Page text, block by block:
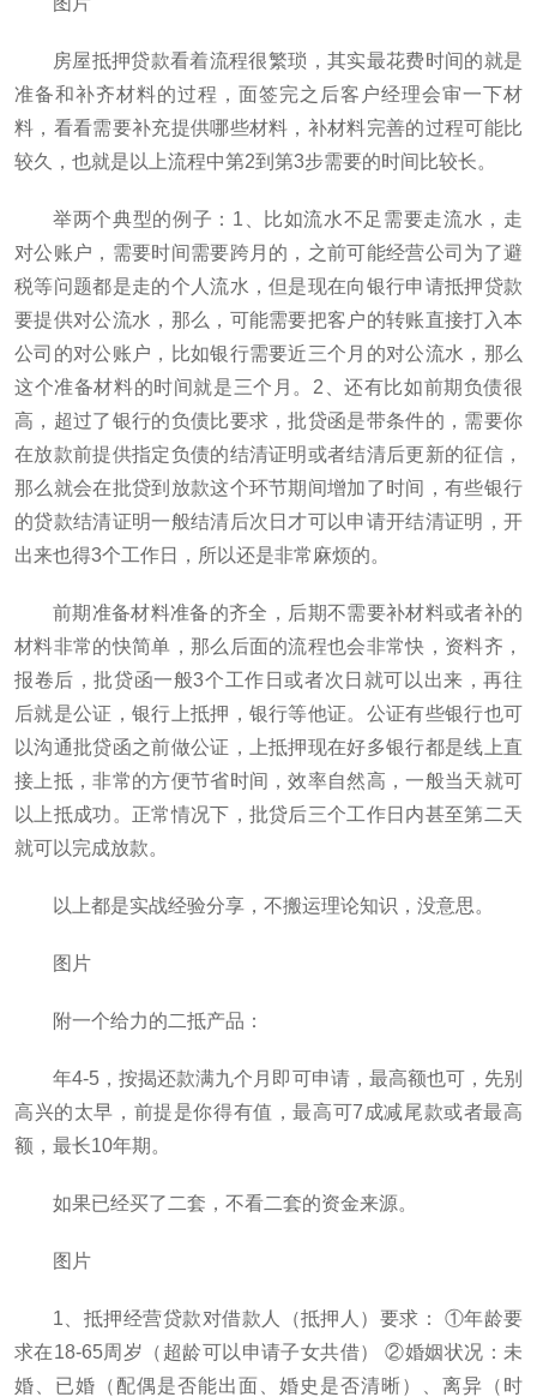
房屋抵押贷款看着流程很繁琐，其实最花费时间的就是
准备和补齐材料的过程，面签完之后客户经理会审一下材
料，看看需要补充提供哪些材料，补材料完善的过程可能比
较久，也就是以上流程中第2到第3步需要的时间比较长。
举两个典型的例子：1、比如流水不足需要走流水，走
对公账户，需要时间需要跨月的，之前可能经营公司为了避
税等问题都是走的个人流水，但是现在向银行申请抵押贷款
要提供对公流水，那么，可能需要把客户的转账直接打入本
公司的对公账户，比如银行需要近三个月的对公流水，那么
这个准备材料的时间就是三个月。2、还有比如前期负债很
高，超过了银行的负债比要求，批贷函是带条件的，需要你
在放款前提供指定负债的结清证明或者结清后更新的征信，
那么就会在批贷到放款这个环节期间增加了时间，有些银行
的贷款结清证明一般结清后次日才可以申请开结清证明，开
出来也得3个工作日，所以还是非常麻烦的。
前期准备材料准备的齐全，后期不需要补材料或者补的
材料非常的快简单，那么后面的流程也会非常快，资料齐，
报卷后，批贷函一般3个工作日或者次日就可以出来，再往
后就是公证，银行上抵押，银行等他证。公证有些银行也可
以沟通批贷函之前做公证，上抵押现在好多银行都是线上直
接上抵，非常的方便节省时间，效率自然高，一般当天就可
以上抵成功。正常情况下，批贷后三个工作日内甚至第二天
就可以完成放款。
以上都是实战经验分享，不搬运理论知识，没意思。
图片
附一个给力的二抵产品：
年4-5，按揭还款满九个月即可申请，最高额也可，先别
高兴的太早，前提是你得有值，最高可7成减尾款或者最高
额，最长10年期。
如果已经买了二套，不看二套的资金来源。
图片
1、抵押经营贷款对借款人（抵押人）要求： ①年龄要
求在18-65周岁（超龄可以申请子女共借） ②婚姻状况：未
婚、已婚（配偶是否能出面、婚史是否清晰）、离异（时